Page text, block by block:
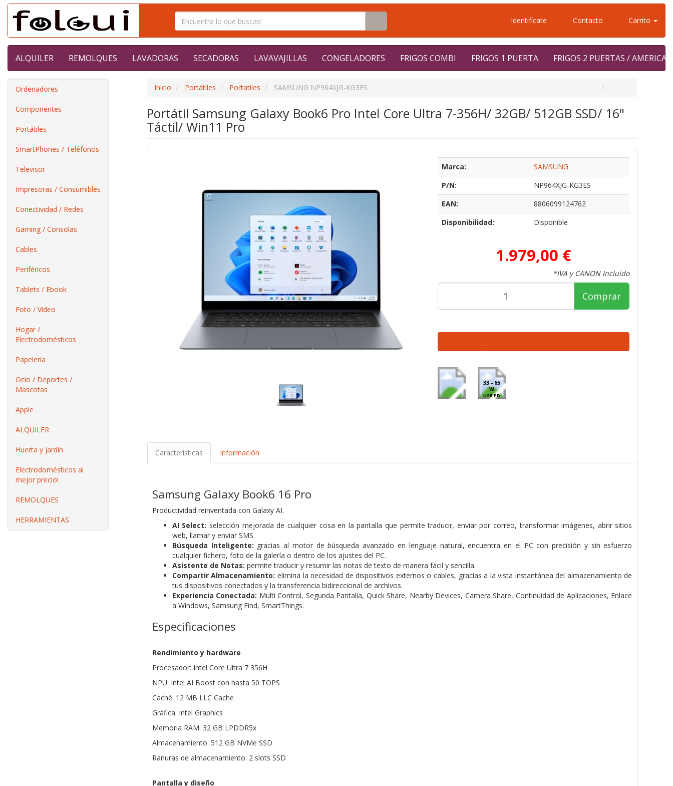
Identifícate Contacto Carrito
ALQUILER REMOLQUES LAVADORAS SECADORAS LAVAVAJILLAS CONGELADORES FRIGOS COMBI FRIGOS 1 PUERTA FRIGOS 2 PUERTAS /
Ordenadores
Componentes
Portátiles
SmartPhones / Teléfonos
Televisor
Impresoras / Consumibles
Conectividad / Redes
Gaming / Consolas
Cables
Periféricos
Tablets / Ebook
Foto / Video
Hogar /
Electrodomésticos
Papelería
Ocio / Deportes /
Mascotas
Apple
ALQUILER
Huerta y jardín
Electrodomésticos al
mejor precio!
REMOLQUES
HERRAMIENTAS
Inicio Portátiles Portatiles SAMSUNG NP964XJG-KG3ES
Portátil Samsung Galaxy Book6 Pro Intel Core Ultra 7-356H/ 32GB/ 512GB SSD/ 16"
Táctil/ Win11 Pro
Marca:
SAMSUNG
P/N:
NP964XJG-KG3ES
EAN:
8806099124762
Disponibilidad:
Disponible
1.979,00 €
*IVA y CANON Incluido
Comprar
33 - 65
W
USB PD
Características Información
Samsung Galaxy Book6 16 Pro
Productividad reinventada con Galaxy AI.
AI Select: selección mejorada de cualquier cosa en la pantalla que permite traducir, enviar por correo, transformar imágenes, abrir sitios
web, llamar y enviar SMS.
Búsqueda Inteligente: gracias al motor de búsqueda avanzado en lenguaje natural, encuentra en el PC con precisión y sin esfuerzo
cualquier fichero, foto de la galería o dentro de los ajustes del PC.
Asistente de Notas: permite traducir y resumir las notas de texto de manera fácil y sencilla.
Compartir Almacenamiento: elimina la necesidad de dispositivos externos o cables, gracias a la vista instantánea del almacenamiento de
tus dispositivos conectados y la transferencia bidireccional de archivos.
Experiencia Conectada: Multi Control, Segunda Pantalla, Quick Share, Nearby Devices, Camera Share, Continuidad de Aplicaciones, Enlace
a Windows, Samsung Find, SmartThings.
Especificaciones
Rendimiento y hardware
Procesador: Intel Core Ultra 7 356H
NPU: Intel AI Boost con hasta 50 TOPS
Caché: 12 MB LLC Cache
Gráfica: Intel Graphics
Memoria RAM: 32 GB LPDDR5x
Almacenamiento: 512 GB NVMe SSD
Ranuras de almacenamiento: 2 slots SSD
Pantalla y diseño